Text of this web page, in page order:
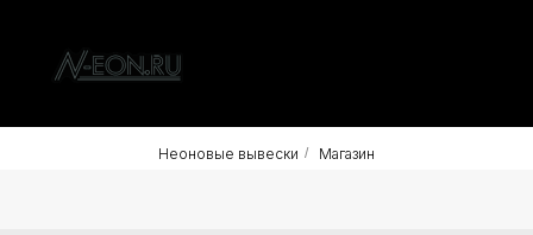
Неоновые вывески / Магазин